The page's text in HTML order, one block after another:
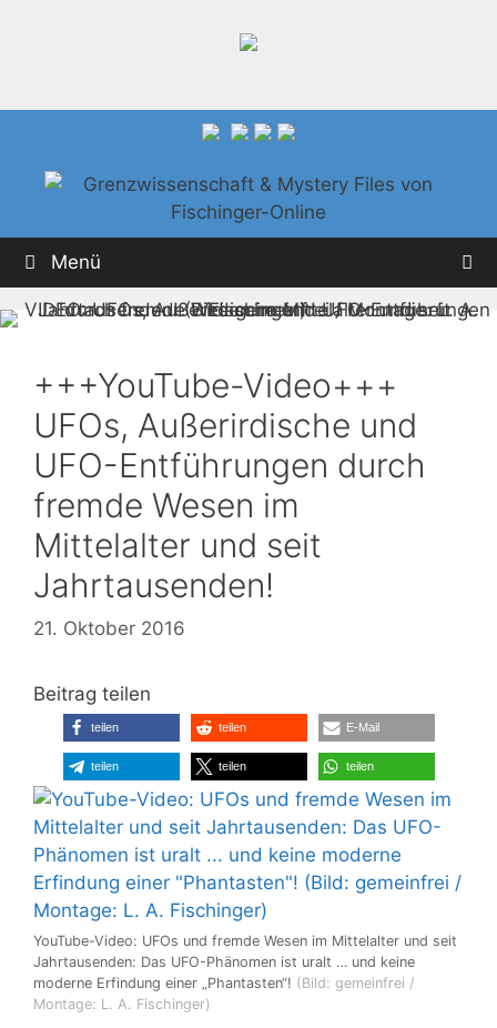
Menü
+++YouTube-Video+++
UFOs, Außerirdische und
UFO-Entführungen durch
fremde Wesen im
Mittelalter und seit
Jahrtausenden!
21. Oktober 2016
Beitrag teilen
teilen teilen E-Mail
teilen teilen teilen
YouTube-Video: UFOs und fremde Wesen im Mittelalter und seit
Jahrtausenden: Das UFO-Phänomen ist uralt … und keine
moderne Erfindung einer „Phantasten“! (Bild: gemeinfrei /
Montage: L. A. Fischinger)